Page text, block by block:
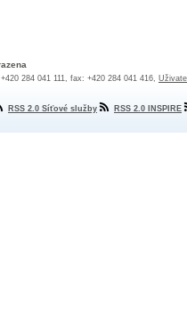
284 041 111, fax: +420 284 041 416,
RSS 2.0 Síťové služby RSS 2.0 INSPIRE